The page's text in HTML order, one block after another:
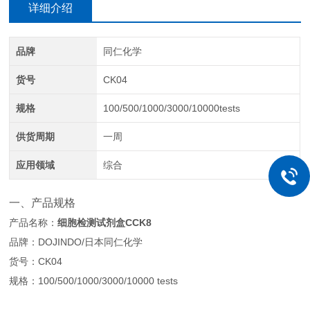
详细介绍
品牌 同仁化学
货号 CK04
规格 100/500/1000/3000/10000tests
供货周期 一周
应用领域 综合
一、产品规格
产品名称：细胞检测试剂盒CCK8
品牌：DOJINDO/日本同仁化学
货号：CK04
规格：100/500/1000/3000/10000 tests